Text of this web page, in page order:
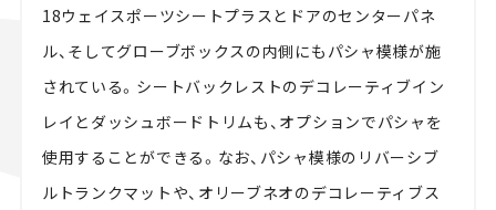
18ウェイスポーツシートプラスとドアのセンターパネ
ル、そしてグローブボックスの内側にもパシャ模様が施
されている。シートバックレストのデコレーティブイン
レイとダッシュボードトリムも、オプションでパシャを
使用することができる。なお、パシャ模様のリバーシブ
ルトランクマットや、オリーブネオのデコレーティブス